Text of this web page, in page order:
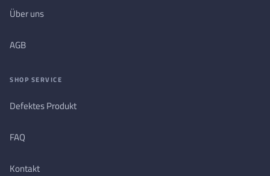
Über uns
AGB
SHOP SERVICE
Defektes Produkt
FAQ
Kontakt